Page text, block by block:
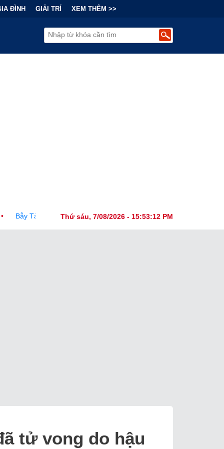
ĐÌNH GIẢI TRÍ XEM THÊM >>
Thứ sáu, 7/08/2026 - 15:53:14 PM
"Cơn Sốt" Trà Sữa Nhượng Quyền: Lợi Nhuận Thuộc Về Ai?
tử vong do hậu